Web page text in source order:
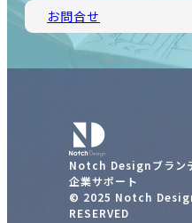
お問合せ
Notch Designブラン
企業サポート
© 2025 Notch
RESERVED